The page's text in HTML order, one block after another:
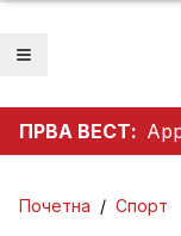
Отвори мени
ПРВА ВЕСТ:
Почетна / Спорт